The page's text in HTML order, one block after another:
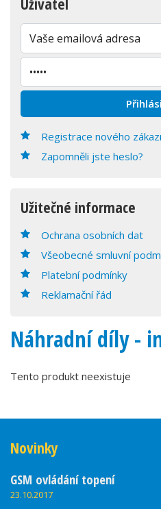
Registrace nového
Zapomněli jste heslo?
Užitečné informace
Ochrana osobních dat
Všeobecné smluvní
Platební podmínky
Reklamační řád
Náhradní díly -
Tento produkt neexistuje
Novinky
GSM ovládání topení
23.10.2017